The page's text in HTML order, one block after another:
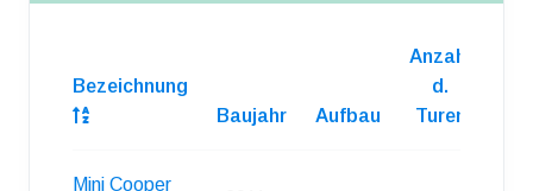
Bezeichnung
Baujahr
Aufbau
Anzahl
d.
Turen
Mini Cooper